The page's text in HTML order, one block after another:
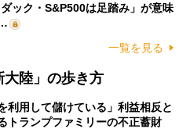
ック・S&P500は足踏み」が意味
一覧を見る
大陸」の歩き方
利用して儲けている」利益相反と
トランプファミリーの不正蓄財